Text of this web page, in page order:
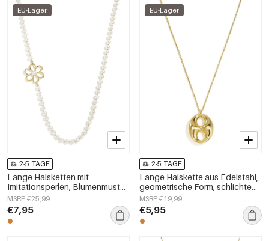
EU-Lager
2-5 TAGE
Lange Halsketten mit
Imitationsperlen, Blumenmuster,
schlichte und elegante
Damenschmuckserie
MSRP €25,99
€7,95
EU-Lager
2-5 TAGE
Lange Halskette aus Edelstahl,
geometrische Form, schlichte
Alltags-Serie, Damenschmuck
MSRP €19,99
€5,95